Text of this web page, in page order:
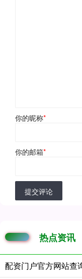
你的昵称*
你的邮箱*
提交评论
热点资讯